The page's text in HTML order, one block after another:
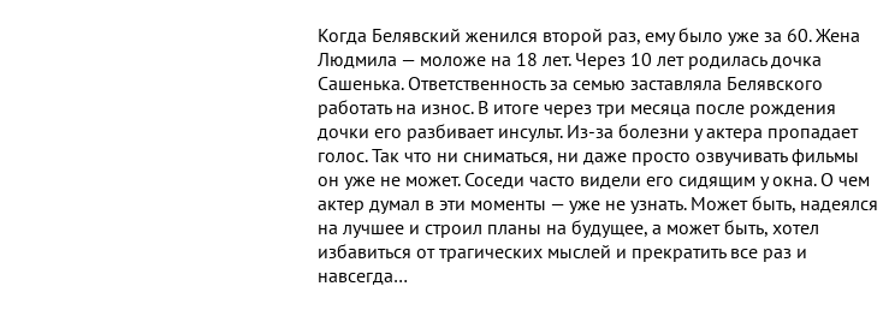
Когда Белявский женился второй раз, ему было уже за 60. Жена
Людмила — моложе на 18 лет. Через 10 лет родилась дочка
Сашенька. Ответственность за семью заставляла Белявского
работать на износ. В итоге через три месяца после рождения
дочки его разбивает инсульт. Из-за болезни у актера пропадает
голос. Так что ни сниматься, ни даже просто озвучивать фильмы
он уже не может. Соседи часто видели его сидящим у окна. О чем
актер думал в эти моменты — уже не узнать. Может быть, надеялся
на лучшее и строил планы на будущее, а может быть, хотел
избавиться от трагических мыслей и прекратить все раз и
навсегда…